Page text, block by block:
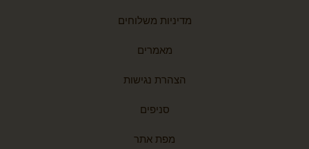
מדיניות משלוחים
מאמרים
הצהרת נגישות
סניפים
מפת אתר